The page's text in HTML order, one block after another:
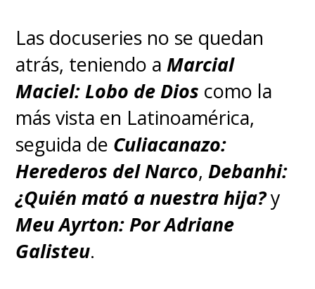
Las docuseries no se quedan
atrás, teniendo a Marcial
Maciel: Lobo de Dios como la
más vista en Latinoamérica,
seguida de Culiacanazo:
Herederos del Narco,Debanhi:
¿Quién mató a nuestra hija?y
Meu Ayrton: Por Adriane
Galisteu.